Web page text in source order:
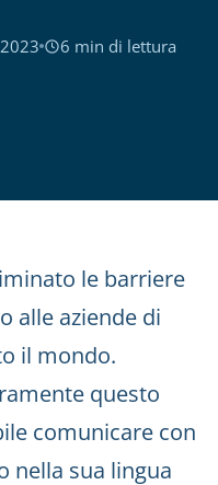
6 min di lettura
le barriere
alle aziende di
il mondo.
questo
comunicare con
nella sua lingua